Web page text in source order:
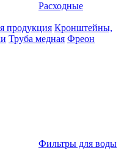
Расходные
продукция Кронштейны,
Труба медная Фреон
Фильтры для воды